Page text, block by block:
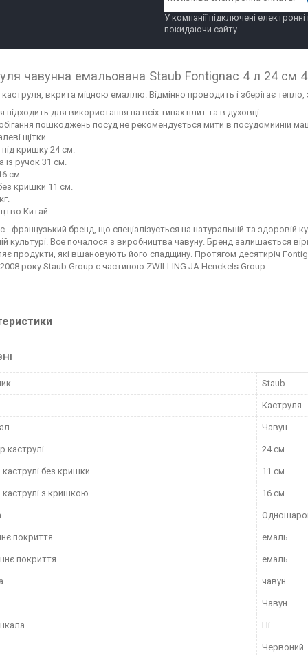
У компанії підключені
покидаючи сайту.
чавунна емальована Staub Fontignac 4 л 24 см
вкрита міцною емаллю. Відмінно проводить і зберігає
підходить для використання на всіх типах плит та в духовці.
пошкоджень посуд не рекомендується мити в посудомийній
щітки.
кришку 24 см.
ручок 31 см.
см.
кришки 11 см.
Китай.
- французький бренд, що спеціалізується на натуральній та здоровій
культурі. Все почалося з виробництва чавуну. Бренд залишається
продукти, які вшановують його спадщину. Протягом десятиріч
року Staub Group є частиною ZWILLING JA Henckels Group.
Staub
Каструля
Чавун
каструлі 24 см
без кришки 11 см
каструлі з кришкою 16 см
покриття емаль
покриття емаль
чавун
Чавун
Ні
Червоний